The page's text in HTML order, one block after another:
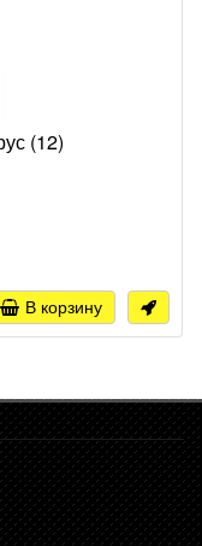
(12)
В корзину